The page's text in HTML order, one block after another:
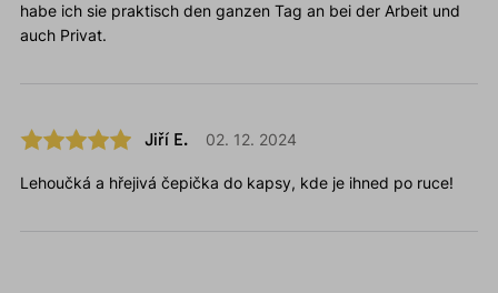
habe ich sie praktisch den ganzen Tag an bei der Arbeit und
auch Privat.
Jiří E. 02. 12. 2024
Lehoučká a hřejivá čepička do kapsy, kde je ihned po ruce!